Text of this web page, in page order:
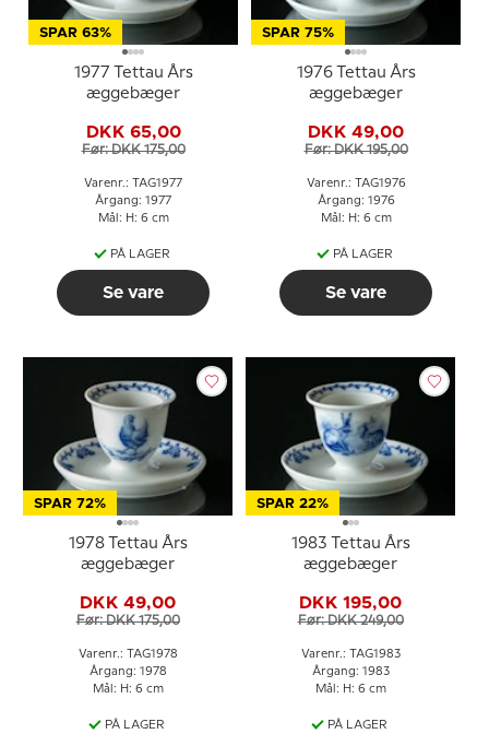
SPAR 63%
1977 Tettau Års
æggebæger
DKK 65,00
Før: DKK 175,00
Varenr.: TAG1977
Årgang: 1977
Mål: H: 6 cm
PÅ LAGER
Se vare
SPAR 75%
1976 Tettau Års
æggebæger
DKK 49,00
Før: DKK 195,00
Varenr.: TAG1976
Årgang: 1976
Mål: H: 6 cm
PÅ LAGER
Se vare
SPAR 72%
1978 Tettau Års
æggebæger
DKK 49,00
Før: DKK 175,00
Varenr.: TAG1978
Årgang: 1978
Mål: H: 6 cm
PÅ LAGER
SPAR 22%
1983 Tettau Års
æggebæger
DKK 195,00
Før: DKK 249,00
Varenr.: TAG1983
Årgang: 1983
Mål: H: 6 cm
PÅ LAGER